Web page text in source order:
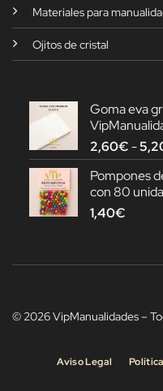
Materiales para
Ojitos de cristal
Goma eva
2,60€-
Pompones
con 80
1,40€
© 2026 VipManualidades –
Aviso Legal